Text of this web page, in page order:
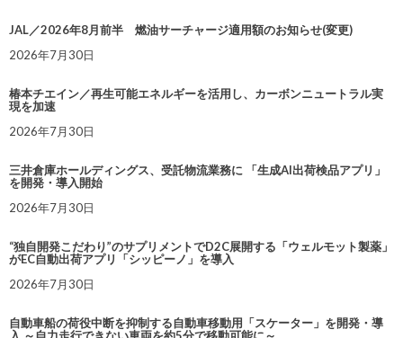
JAL／2026年8月前半 燃油サーチャージ適用額のお知らせ(変更)
2026年7月30日
椿本チエイン／再生可能エネルギーを活用し、カーボンニュートラル実
現を加速
2026年7月30日
三井倉庫ホールディングス、受託物流業務に 「生成AI出荷検品アプリ」
を開発・導入開始
2026年7月30日
“独自開発こだわり”のサプリメントでD2C展開する「ウェルモット製薬」
がEC自動出荷アプリ「シッピーノ」を導入
2026年7月30日
自動車船の荷役中断を抑制する自動車移動用「スケーター」を開発・導